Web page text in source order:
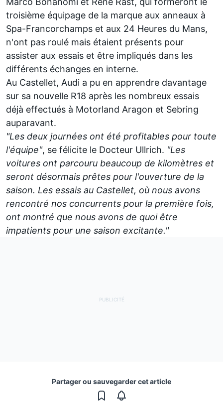
troisième équipage de la marque aux anneaux à
Spa-Francorchamps et aux 24 Heures du Mans,
n'ont pas roulé mais étaient présents pour
assister aux essais et être impliqués dans les
différents échanges en interne.
Au Castellet, Audi a pu en apprendre davantage
sur sa nouvelle R18 après les nombreux essais
déjà effectués à Motorland Aragon et Sebring
auparavant.
"Les deux journées ont été profitables pour toute
l'équipe", se félicite le Docteur Ullrich. "Les
voitures ont parcouru beaucoup de kilomètres et
seront désormais prêtes pour l'ouverture de la
saison. Les essais au Castellet, où nous avons
rencontré nos concurrents pour la première fois,
ont montré que nous avons de quoi être
impatients pour une saison excitante."
Partager ou sauvegarder cet article